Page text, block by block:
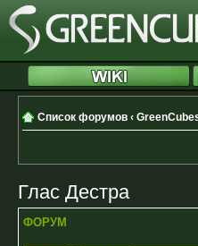
Список форумов ‹
Глас Дестра
ФОРУМ